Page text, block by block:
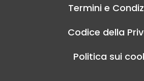
Termini e
Codice della
Politica sui